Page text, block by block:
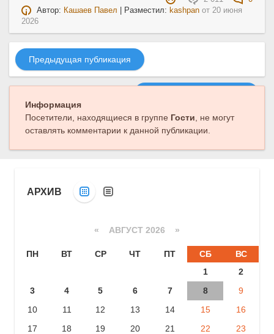
Автор: Кашаев Павел | Разместил: kashpan от20 июня
2026
Предыдущая публикация
Информация
Посетители, находящиеся в группе Гости, не могут
оставлять комментарии к данной публикации.
АРХИВ
« АВГУСТ 2026 »
ПН ВТ СР ЧТ ПТ СБ
ВС
1
2
3
4 5 6 7 8
9
10
11 12 13 14 15
16
17
18 19 20 21 22
23